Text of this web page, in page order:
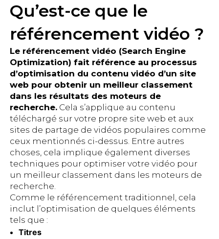
Qu’est-ce que le
référencement vidéo ?
Le référencement vidéo (Search Engine
Optimization) fait référence au processus
d’optimisation du contenu vidéo d’un site
web pour obtenir un meilleur classement
dans les résultats des moteurs de
recherche. Cela s’applique au contenu
téléchargé sur votre propre site web et aux
sites de partage de vidéos populaires comme
ceux mentionnés ci-dessus. Entre autres
choses, cela implique également diverses
techniques pour optimiser votre vidéo pour
un meilleur classement dans les moteurs de
recherche.
Comme le référencement traditionnel, cela
inclut l’optimisation de quelques éléments
tels que :
Titres